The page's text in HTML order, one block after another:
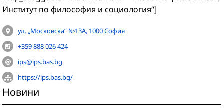
Институт по философия и социология“]
ул. „Московска“ №13А, 1000 София
+359 888 026 424
ips@ips.bas.bg
https://ips.bas.bg/
Новини